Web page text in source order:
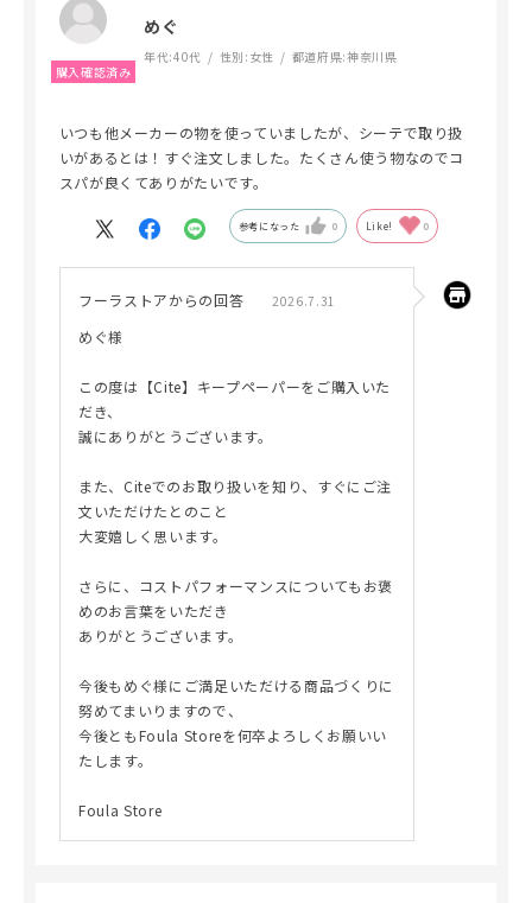
めぐ
年代:40代 性別: 女性 都道府県:神奈川県
いつも他メーカーの物を使っていましたが、シーテで取り扱
いがあるとは！すぐ注文しました。たくさん使う物なのでコ
スパが良くてありがたいです。
参考になった 0 Like! 0
フーラストアからの回答 2026.7.31
めぐ様
この度は【Cite】キープペーパーをご購入いた
だき、
誠にありがとうございます。
また、Citeでのお取り扱いを知り、すぐにご注
文いただけたとのこと
大変嬉しく思います。
さらに、コストパフォーマンスについてもお褒
めのお言葉をいただき
ありがとうございます。
今後もめぐ様にご満足いただける商品づくりに
努めてまいりますので、
今後ともFoula Storeを何卒よろしくお願いい
たします。
Foula Store